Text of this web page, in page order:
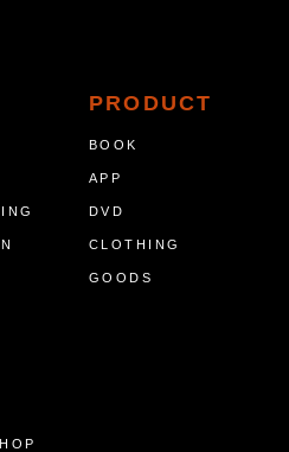
PRODUCT
BOOK
APP
DVD
CLOTHING
GOODS